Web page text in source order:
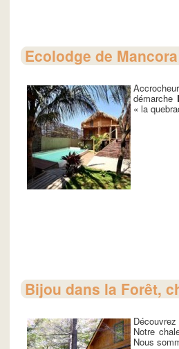
Ecolodge de
démarche
« la
Bijou dans la Forêt,
Notre
Nous